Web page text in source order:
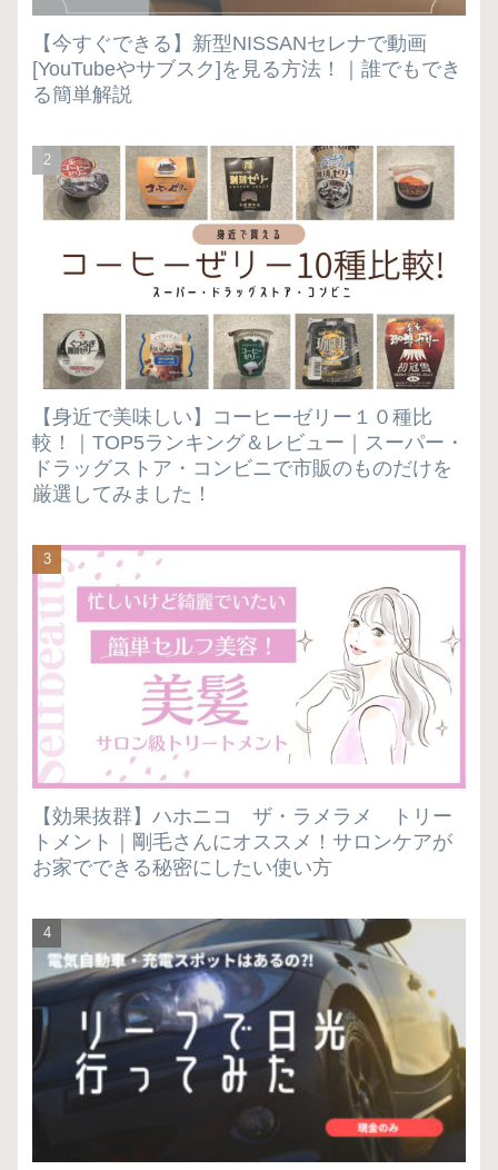
【今すぐできる】新型NISSANセレナで動画
[YouTubeやサブスク]を見る方法！｜誰でもでき
る簡単解説
【身近で美味しい】コーヒーゼリー１０種比
較！｜TOP5ランキング＆レビュー｜スーパー・
ドラッグストア・コンビニで市販のものだけを
厳選してみました！
【効果抜群】ハホニコ ザ・ラメラメ トリー
トメント｜剛毛さんにオススメ！サロンケアが
お家でできる秘密にしたい使い方